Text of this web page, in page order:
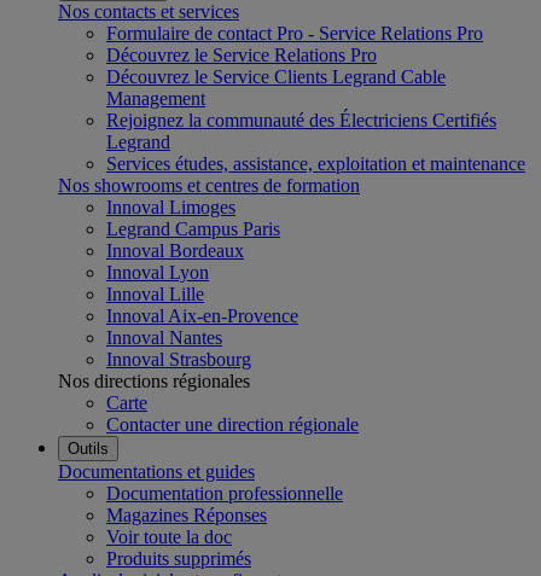
Nos contacts et services
Formulaire de contact Pro - Service Relations Pro
Découvrez le Service Relations Pro
Découvrez le Service Clients Legrand Cable
Management
Rejoignez la communauté des Électriciens Certifiés
Legrand
Services études, assistance, exploitation et maintenance
Nos showrooms et centres de formation
Innoval Limoges
Legrand Campus Paris
Innoval Bordeaux
Innoval Lyon
Innoval Lille
Innoval Aix-en-Provence
Innoval Nantes
Innoval Strasbourg
Nos directions régionales
Carte
Contacter une direction régionale
Outils
Documentations et guides
Documentation professionnelle
Magazines Réponses
Voir toute la doc
Produits supprimés